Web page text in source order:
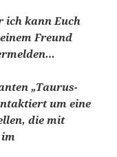
ich kann Euch
Freund
„Taurus-
um eine
die mit